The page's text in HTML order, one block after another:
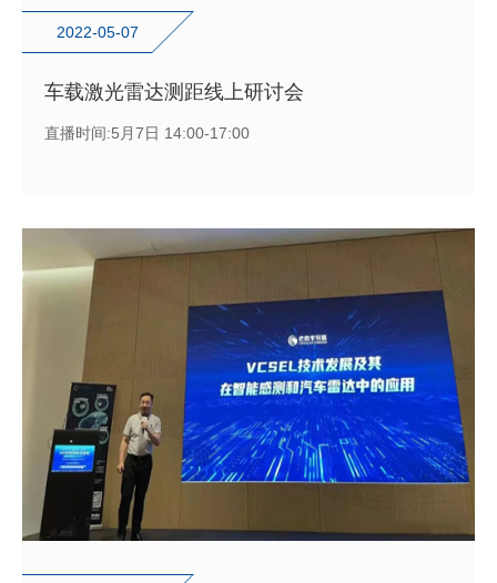
2022-05-07
车载激光雷达测距线上研讨会
直播时间:5月7日 14:00-17:00